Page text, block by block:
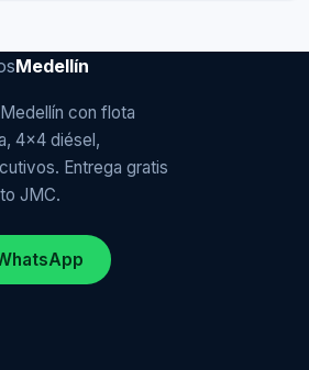
Medellín
con flota
4x4 diésel,
Entrega gratis
JMC.